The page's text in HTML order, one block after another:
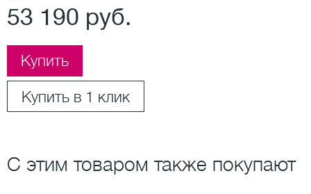
53 190 руб.
Купить
Купить в 1 клик
С этим товаром также покупают